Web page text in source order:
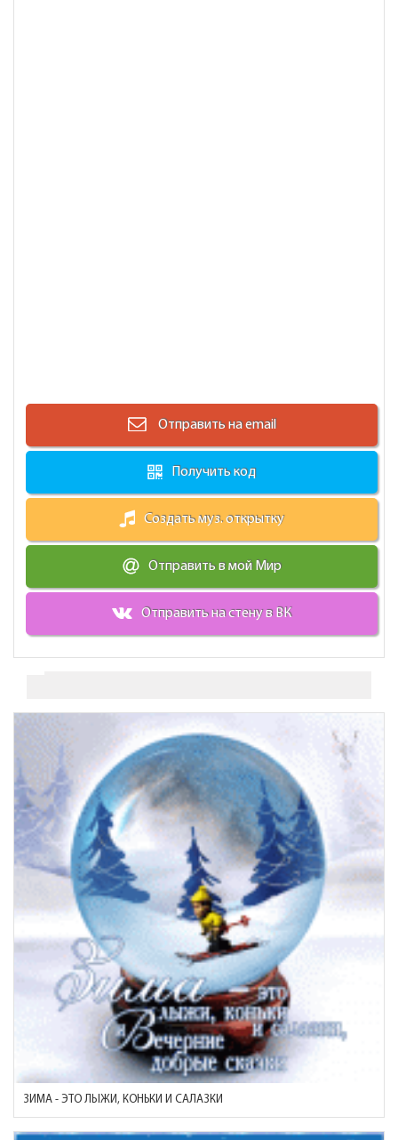
Отправить на email
Получить код
Создать муз. открытку
Отправить в мой Мир
Отправить на стену в ВК
ЗИМА - ЭТО ЛЫЖИ, КОНЬКИ И САЛАЗКИ